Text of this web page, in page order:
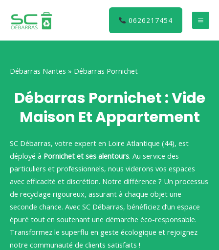
contenu
0626217454
Débarras Nantes » Débarras Pornichet
Débarras Pornichet : Vide
Maison Et Appartement
SC Débarras, votre expert en Loire Atlantique (44), est
déployé à Pornichet et ses alentours. Au service des
particuliers et professionnels, nous viderons vos espaces
avec efficacité et discrétion. Notre différence ? Un processus
de recyclage rigoureux, assurant à chaque objet une
seconde chance. Avec SC Débarras, bénéficiez d’un espace
épuré tout en soutenant une démarche éco-responsable.
Transformez le superflu en geste écologique et rejoignez
notre communauté de clients satisfaits !